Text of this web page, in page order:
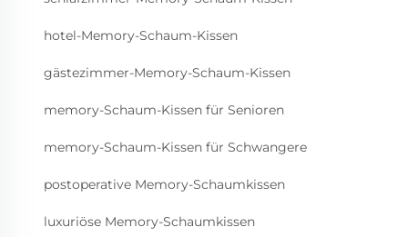
hotel-Memory-Schaum-Kissen
gästezimmer-Memory-Schaum-Kissen
memory-Schaum-Kissen für Senioren
memory-Schaum-Kissen für Schwangere
postoperative Memory-Schaumkissen
luxuriöse Memory-Schaumkissen